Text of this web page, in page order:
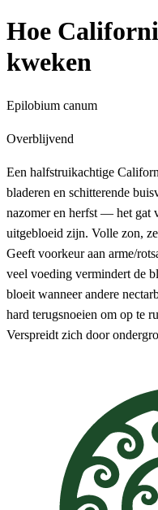
Hoe
kweken
Epilobium canum
Overblijvend
Een halfstruikachtige
bladeren en schitterende
nazomer en herfst — het gat
uitgebloeid zijn. Volle zon,
Geeft voorkeur aan arme/
veel voeding vermindert de
bloeit wanneer andere
hard terugsnoeien om op te
Verspreidt zich door